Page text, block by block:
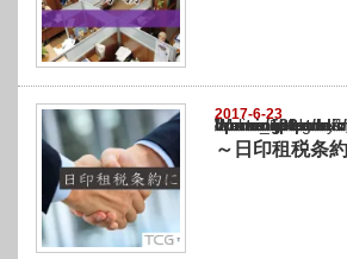
2017-6-23
Warning
: Undefined array key
/home/netst/kuno-cpa.co.jp/
on line183
～日印租税条